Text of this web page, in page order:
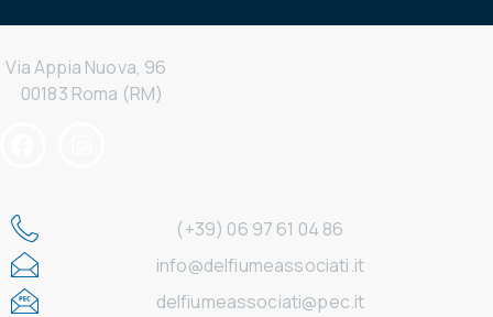
Via Appia Nuova, 96
00183 Roma (RM)
(+39) 06 97 61 04 86
info@delfiumeassociati.it
delfiumeassociati@pec.it